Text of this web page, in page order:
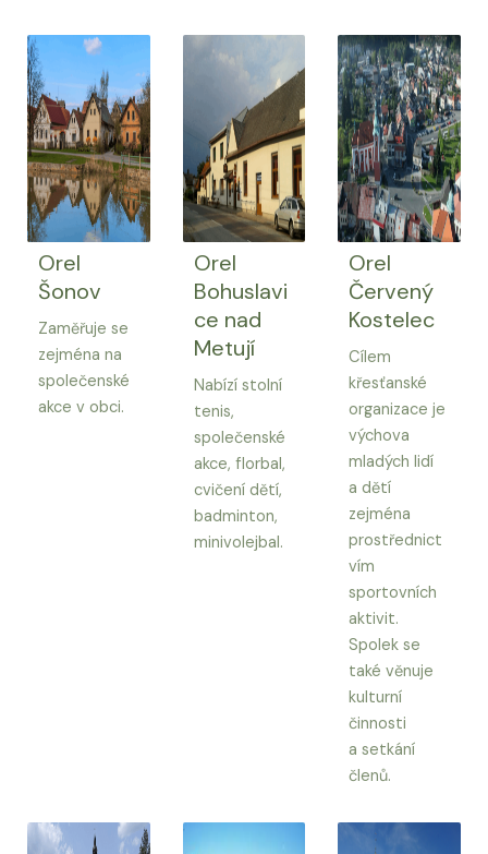
Orel
Šonov
Zaměřuje se
zejména na
společenské
akce v obci.
Orel
Bohuslavi
ce nad
Metují
Nabízí stolní
tenis,
společenské
akce, florbal,
cvičení dětí,
badminton,
minivolejbal.
Orel
Červený
Kostelec
Cílem
křesťanské
organizace je
výchova
mladých lidí
a dětí
zejména
prostřednict
vím
sportovních
aktivit.
Spolek se
také věnuje
kulturní
činnosti
a setkání
členů.